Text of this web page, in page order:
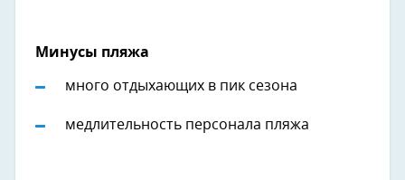
Минусы пляжа
много отдыхающих в пик сезона
медлительность персонала пляжа